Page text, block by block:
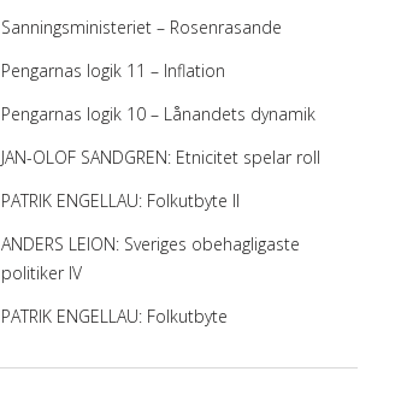
Sanningsministeriet – Rosenrasande
Pengarnas logik 11 – Inflation
Pengarnas logik 10 – Lånandets dynamik
JAN-OLOF SANDGREN: Etnicitet spelar roll
PATRIK ENGELLAU: Folkutbyte II
ANDERS LEION: Sveriges obehagligaste
politiker IV
PATRIK ENGELLAU: Folkutbyte